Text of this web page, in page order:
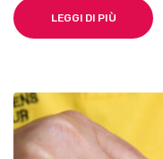
LEGGI DI PIÙ